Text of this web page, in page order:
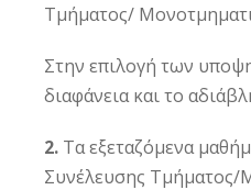
Τμήματος/
Στην επιλογή των
διαφάνεια και το
2. Τα εξεταζόμενα
Συνέλευσης Τμήματος/